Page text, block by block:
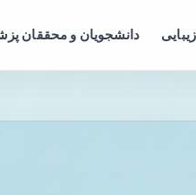
دانشجویان و محققان